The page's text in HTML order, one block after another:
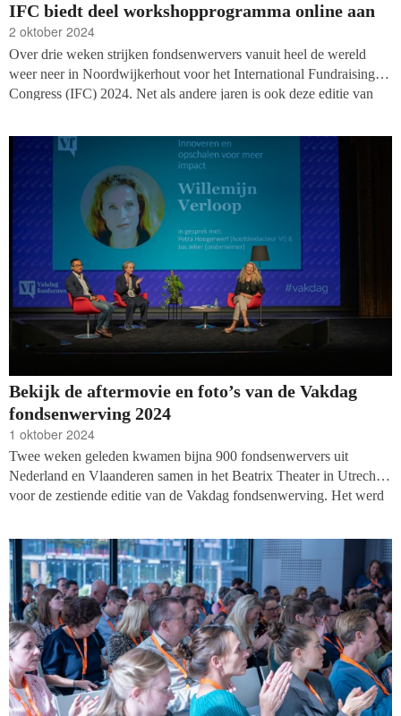
IFC biedt deel workshopprogramma online aan
2 oktober 2024
Over drie weken strijken fondsenwervers vanuit heel de wereld
weer neer in Noordwijkerhout voor het International Fundraising
Congress (IFC) 2024. Net als andere jaren is ook deze editie van
totaal twaalf workshops, de opening en de sluitingspresentatie
online aan. IFC vindt plaats van dinsdag 22 tot vrijdag 25 oktober
Bekijk de aftermovie en foto’s van de Vakdag
fondsenwerving 2024
1 oktober 2024
Twee weken geleden kwamen bijna 900 fondsenwervers uit
Nederland en Vlaanderen samen in het Beatrix Theater in Utrecht
voor de zestiende editie van de Vakdag fondsenwerving. Het werd
en iedereen die heeft bijgedragen aan deze succesvolle dag hartelijk
bedanken!